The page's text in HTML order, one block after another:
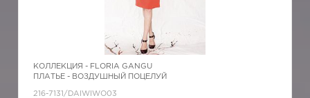
КОЛЛЕКЦИЯ - FLORIA GANGU
ПЛАТЬЕ - ВОЗДУШНЫЙ ПОЦЕЛУЙ
216-7131/DAIWIWO03